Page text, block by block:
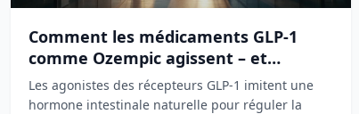
Comment les médicaments GLP-1
comme Ozempic agissent – et
pourquoi ils sont importants
Les agonistes des récepteurs GLP-1 imitent une
hormone intestinale naturelle pour réguler la